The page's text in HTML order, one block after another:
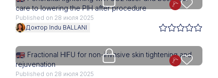
care to lowering the PIH after procedure
Published on 28 июля 2025
Доктор Indu BALLANI
Upgrade needed
Fractional HIFU for non-invasive skin tightening and
rejuvenation
Published on 28 июля 2025